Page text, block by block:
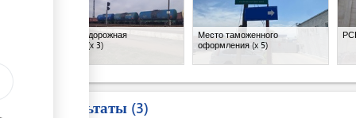
Железнодорожная
(x 3)
Место таможенного
оформления(x 5)
Результаты 3